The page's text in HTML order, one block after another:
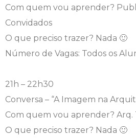
Com quem vou aprender?
Convidados
O que preciso trazer? Nada 🙂
Número de Vagas: Todos os
21h – 22h30
Conversa – “A Imagem na
Com quem vou aprender?
O que preciso trazer? Nada 🙂